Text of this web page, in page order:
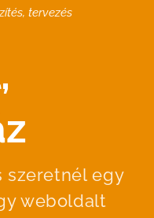
tervezés
szeretnél egy
weboldalt